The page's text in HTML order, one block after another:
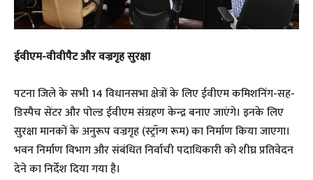
ईवीएम-वीवीपैट और वज्रगृह सुरक्षा
पटना जिले के सभी 14 विधानसभा क्षेत्रों के लिए ईवीएम कमिशनिंग-सह-
डिस्पैच सेंटर और पोल्ड ईवीएम संग्रहण केन्द्र बनाए जाएंगे। इनके लिए
सुरक्षा मानकों के अनुरूप वज्रगृह (स्ट्रॉन्ग रूम) का निर्माण किया जाएगा।
भवन निर्माण विभाग और संबंधित निर्वाची पदाधिकारी को शीघ्र प्रतिवेदन
देने का निर्देश दिया गया है।